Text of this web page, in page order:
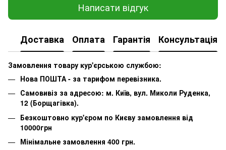
Написати відгук
Доставка Оплата Гарантія Консультація
Замовлення товару кур'єрською службою:
Нова ПОШТА - за тарифом перевізника.
Самовивіз за адресою: м. Київ, вул. Миколи Руденка,
12 (Борщагівка).
Безкоштовно кур'єром по Києву замовлення від
10000грн
Мінімальне замовлення 400 грн.